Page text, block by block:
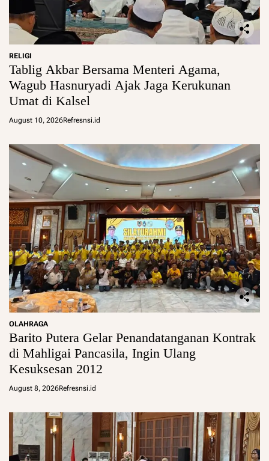
RELIGI
Tablig Akbar Bersama Menteri Agama,
Wagub Hasnuryadi Ajak Jaga Kerukunan
Umat di Kalsel
August 10, 2026Refresnsi.id
OLAHRAGA
Barito Putera Gelar Penandatanganan Kontrak
di Mahligai Pancasila, Ingin Ulang
Kesuksesan 2012
August 8, 2026Refresnsi.id